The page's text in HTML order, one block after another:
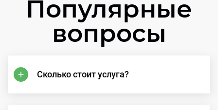
Популярные
вопросы
Сколько стоит услуга?